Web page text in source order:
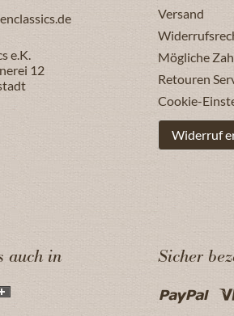
e.K.
12
Versand
Mögliche
Retouren
Cookie-
Widerruf
auch in Sicher